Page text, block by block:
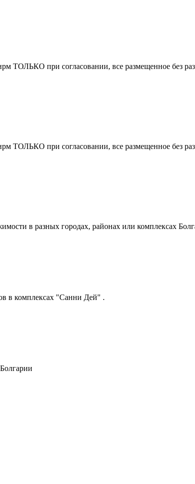
при согласовании, все размещенное без
при согласовании, все размещенное без
в разных городах, районах или комплексах
в комплексах "Санни Дей" .